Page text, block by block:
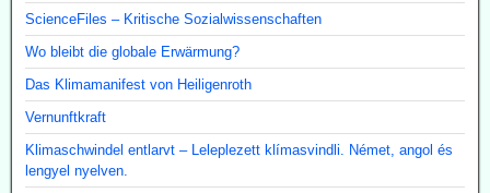
ScienceFiles – Kritische Sozialwissenschaften
Wo bleibt die globale Erwärmung?
Das Klimamanifest von Heiligenroth
Vernunftkraft
Klimaschwindel entlarvt – Leleplezett klímasvindli. Német, angol és
lengyel nyelven.